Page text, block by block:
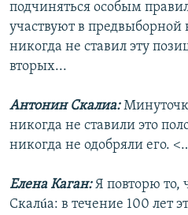
подчиняться особым
участвуют в
никогда не ставил эту
вторых...
Антонин Скалиа:
никогда не ставили это
никогда не одобряли его.
Елена Каган:Я повторю то,
Скалúа: в течение 100 лет